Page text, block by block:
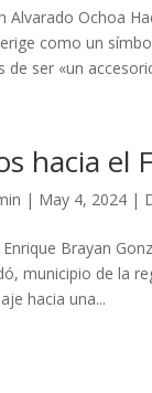
Alvarado Ochoa
como un
de ser «un
hacia el
| May 4, 2024 |
Brayan
municipio de la
hacia una...